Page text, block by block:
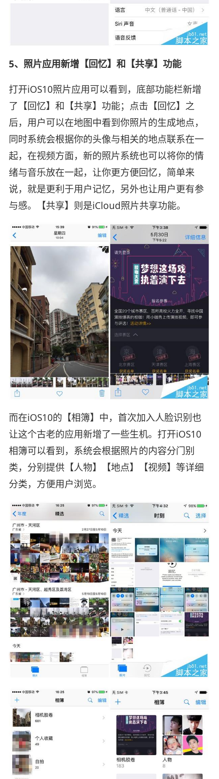
5、照片应用新增【回忆】和【共享】功能
打开iOS10照片应用可以看到，底部功能栏新增
了【回忆】和【共享】功能；点击【回忆】之
后，用户可以在地图中看到你照片的生成地点，
同时系统会根据你的头像与相关的地点联系在一
起，在视频方面，新的照片系统也可以将你的情
绪与音乐放在一起，让你更方便回忆，简单来
说，就是更利于用户记忆，另外也让用户更有参
与感。【共享】则是iCloud照片共享功能。
而在iOS10的【相簿】中，首次加入人脸识别也
让这个古老的应用新增了一些生机。打开iOS10
相簿可以看到，系统会根据照片的内容分门别
类，分别提供【人物】【地点】【视频】等详细
分类，方便用户浏览。